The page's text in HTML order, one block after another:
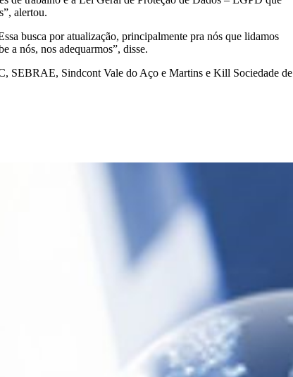
alertou.
busca por atualização, principalmente pra nós que lidamos
a nós, nos adequarmos”, disse.
SEBRAE, Sindcont Vale do Aço e Martins e Kill Sociedade de